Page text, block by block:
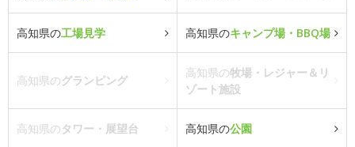
高知県の工場見学 高知県のキャンプ場・BBQ場
高知県のグランピング
高知県の牧場・レジャー＆リ
ゾート施設
高知県のタワー・展望台 高知県の公園